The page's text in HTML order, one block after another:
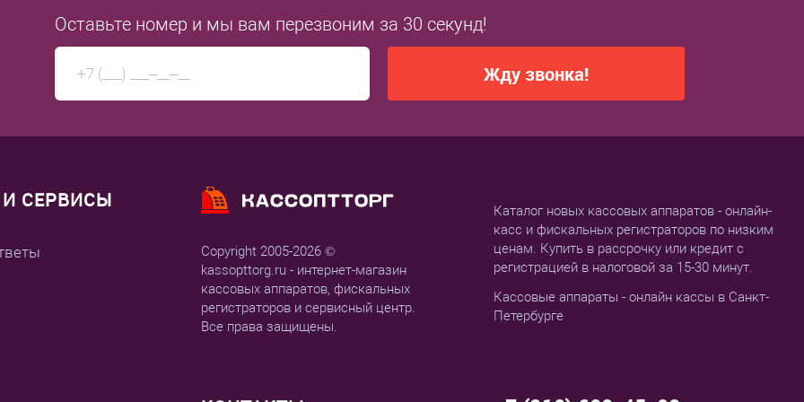
Оставьте номер и мы вам перезвоним за 30 секунд!
Жду звонка!
СЕРВИСЫ
Copyright 2005-2026 ©
kassopttorg.ru - интернет-магазин
кассовых аппаратов, фискальных
регистраторов и сервисный центр.
Все права защищены.
Каталог новых кассовых аппаратов - онлайн-
касс и фискальных регистраторов по низким
ценам. Купить в рассрочку или кредит с
регистрацией в налоговой за 15-30 минут.
Кассовые аппараты - онлайн кассы в Санкт-
Петербурге